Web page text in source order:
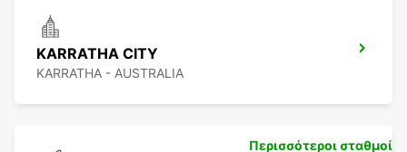
KARRATHA CITY
KARRATHA - AUSTRALIA
Περισσότεροι σταθμοί